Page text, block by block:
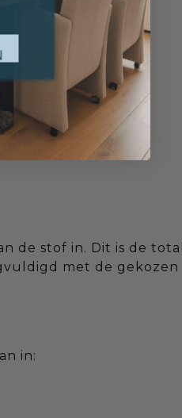
.
de stof in. Dit is de
met de
in: